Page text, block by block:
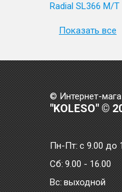
Radial SL366 M/T
Показать все
© Интернет-
"KOLESO" ©
Пн-Пт:с 9.00 до
Сб: 9.00 - 16.00
Bc: выходной